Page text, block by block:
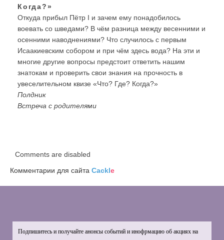
Когда?»
Откуда прибыл Пётр I и зачем ему понадобилось
воевать со шведами? В чём разница между весенними и
осенними наводнениями? Что случилось с первым
Исаакиевским собором и при чём здесь вода? На эти и
многие другие вопросы предстоит ответить нашим
знатокам и проверить свои знания на прочность в
увеселительном квизе «Что? Где? Когда?»
Полдник
Встреча с родителями
Comments are disabled
Комментарии для сайта Cackle
Подпишитесь и получайте анонсы событий и инофрмацию об акциях на